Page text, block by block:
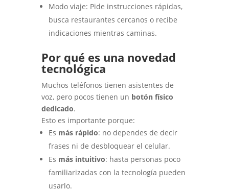
Modo viaje: Pide instrucciones rápidas,
busca restaurantes cercanos o recibe
indicaciones mientras caminas.
Por qué es una novedad
tecnológica
Muchos teléfonos tienen asistentes de
voz, pero pocos tienen un botón físico
dedicado.
Esto es importante porque:
Es más rápido: no dependes de decir
frases ni de desbloquear el celular.
Es más intuitivo: hasta personas poco
familiarizadas con la tecnología pueden
usarlo.